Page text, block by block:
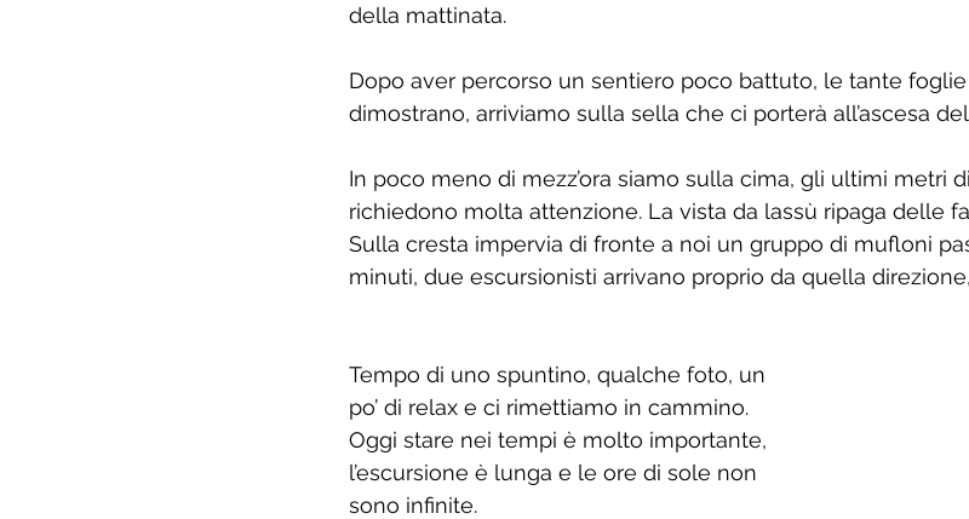
della mattinata.
Dopo aver percorso un sentiero poco battuto, le tante
dimostrano, arriviamo sulla sella che ci porterà all’ascesa
In poco meno di mezz’ora siamo sulla cima, gli ultimi metri
richiedono molta attenzione. La vista da lassù ripaga delle
Sulla cresta impervia di fronte a noi un gruppo di mufloni
minuti, due escursionisti arrivano proprio da quella
Tempo di uno spuntino, qualche foto, un
po’ di relax e ci rimettiamo in cammino.
Oggi stare nei tempi è molto importante,
l’escursione è lunga e le ore di sole non
sono infinite.